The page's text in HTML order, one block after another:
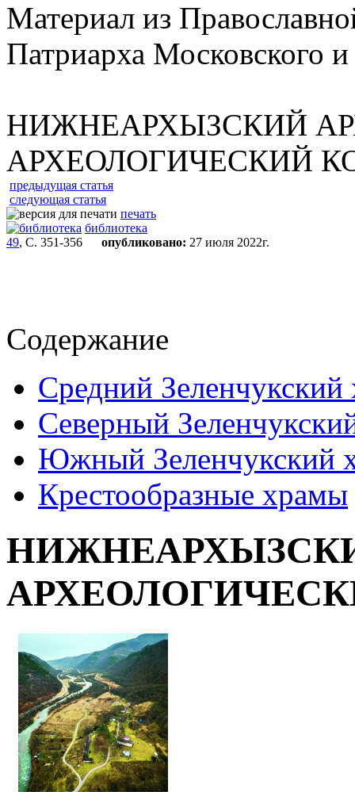
Материал из
Патриарха Московского
НИЖНЕАРХЫЗСКИЙ
АРХЕОЛОГИЧЕСКИЙ
предыдущая статья
следующая статья
печать
библиотека
49, С. 351-356 опубликовано: 27 июля 2022г.
Содержание
Средний Зеленчукский
Северный
Южный Зеленчукский
Крестообразные храмы